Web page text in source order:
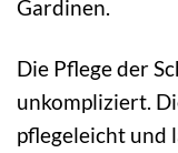
Gardinen.
Die Pflege der
unkompliziert.
pflegeleicht und